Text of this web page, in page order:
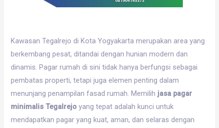
Kawasan Tegalrejo di Kota Yogyakarta merupakan area yang
berkembang pesat, ditandai dengan hunian modern dan
dinamis. Pagar rumah di sini tidak hanya berfungsi sebagai
pembatas properti, tetapi juga elemen penting dalam
menunjang penampilan fasad rumah. Memilih jasa pagar
minimalis Tegalrejo yang tepat adalah kunci untuk
mendapatkan pagar yang kuat, aman, dan selaras dengan